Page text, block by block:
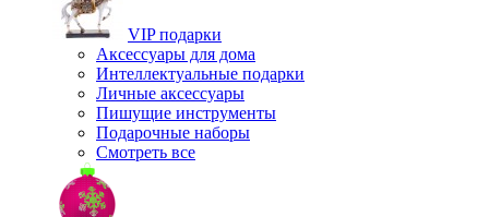
VIP подарки
Аксессуары для дома
Интеллектуальные подарки
Личные аксессуары
Пишущие инструменты
Подарочные наборы
Смотреть все